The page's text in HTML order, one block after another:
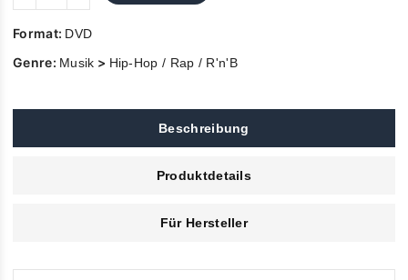
Format: DVD
Genre: Musik > Hip-Hop / Rap / R'n'B
Beschreibung
Produktdetails
Für Hersteller